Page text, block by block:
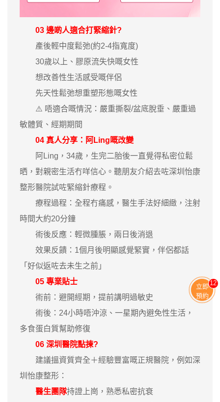
03 邊啲人適合打緊縮針?
產後輕中度鬆弛(約2-4指寬度)
30歲以上、膠原流失快嘅女性
想改善性生活感受嘅伴侶
先天性鬆弛想重塑形態嘅女性
⚠️ 唔適合嘅情況：嚴重撕裂/盆底脫垂、嚴重過
敏體質、經期期間
04 真人分享：阿Ling嘅改變
阿Ling，34歲，生完二胎後一直覺得私密位鬆
晒，對親密生活冇咩信心。聽朋友介紹去咗深圳怡康
整形醫院試咗緊縮針療程。
療程過程：全程冇痛感，醫生手法好細緻，注射
時間大約20分鐘
術後反應：輕微腫脹，兩日後消退
效果反饋：1個月後明顯感覺緊實，伴侶都話
「好似返咗去未生之前」
05 專業貼士
術前：避開經期，提前講明過敏史
術後：24小時唔沖涼、一星期內避免性生活，
多食蛋白質幫助修復
06 深圳醫院點揀?
建議搵資質齊全＋經驗豐富嘅正規醫院，例如深
圳怡康整形：
醫生團隊持證上崗，熟悉私密抗衰
立即
預約
11